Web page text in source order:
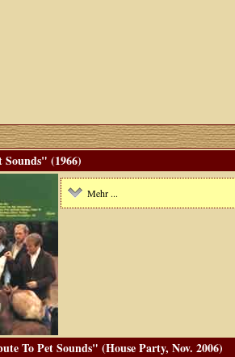
Sounds" (1966)
Mehr ...
To Pet Sounds" (House Party, Nov. 2006)